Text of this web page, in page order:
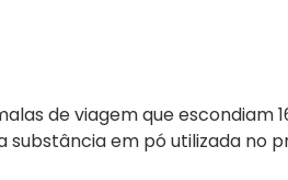
de viagem que escondiam
substância em pó utilizada no